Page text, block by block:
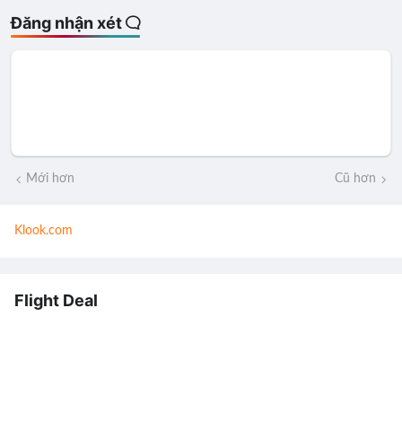
Đăng nhận xét
Mới hơn Cũ hơn
Klook.com
Flight Deal